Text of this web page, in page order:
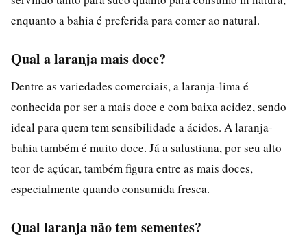
enquanto a bahia é preferida para comer ao natural.
Qual a laranja mais doce?
Dentre as variedades comerciais, a laranja-lima é
conhecida por ser a mais doce e com baixa acidez, sendo
ideal para quem tem sensibilidade a ácidos. A laranja-
bahia também é muito doce. Já a salustiana, por seu alto
teor de açúcar, também figura entre as mais doces,
especialmente quando consumida fresca.
Qual laranja não tem sementes?